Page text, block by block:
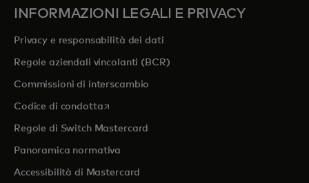
INFORMAZIONI LEGALI E PRIVACY
Privacy e responsabilità dei dati
Regole aziendali vincolanti (BCR)
Commissioni di interscambio
Codice di condottasi apre in una nuova scheda
Regole di Switch Mastercard
Panoramica normativa
Accessibilità di Mastercard